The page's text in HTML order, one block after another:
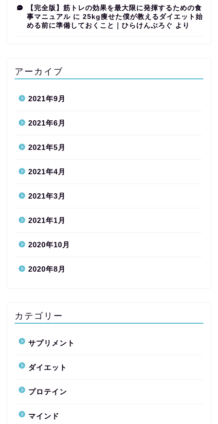
【完全版】筋トレの効果を最大限に発揮するための食
事マニュアル に 25kg痩せた僕が教えるダイエット始
める前に準備しておくこと｜ひらけんぶろぐ より
アーカイブ
2021年9月
2021年6月
2021年5月
2021年4月
2021年3月
2021年1月
2020年10月
2020年8月
カテゴリー
サプリメント
ダイエット
プロテイン
マインド